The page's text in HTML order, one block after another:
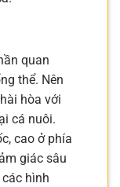
quan
thể. Nên
hòa với
cá nuôi.
cao ở phía
giác sâu
hình